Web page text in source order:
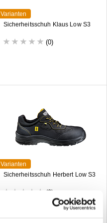
Varianten
Sicherheitsschuh Klaus Low S3
(0)
Varianten
Sicherheitsschuh Herbert Low S3
(0)